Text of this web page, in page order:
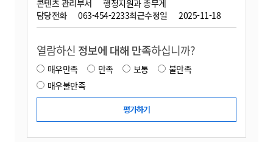
콘텐츠 관리부서
행정지원과 총무계
담당전화
063-454-2233최근수정일 2025-11-18
열람하신 정보에 대해 만족하십니까?
매우만족 만족 보통
불만족
매우불만족